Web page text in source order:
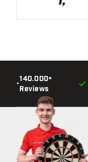
•
140.000+
Reviews